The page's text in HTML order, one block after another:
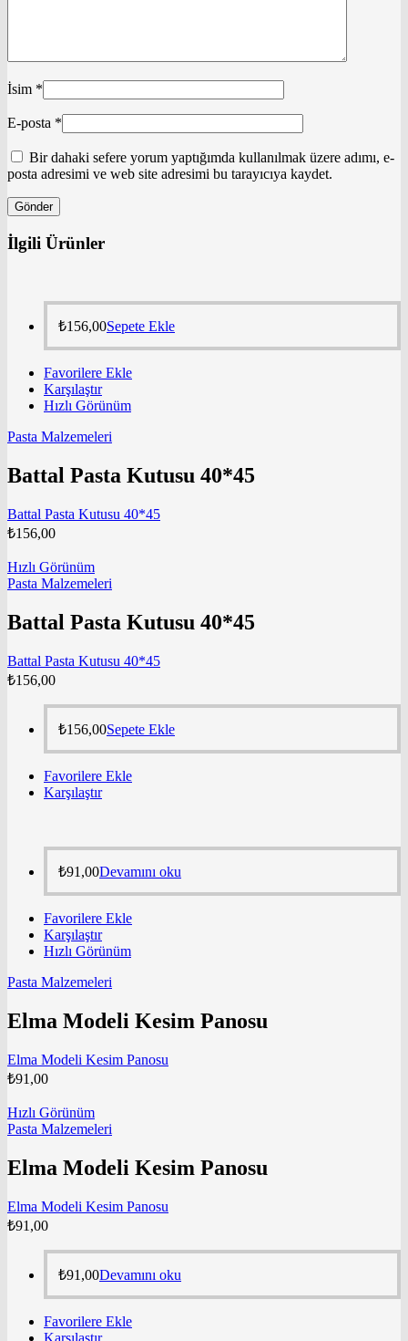
İsim *
E-posta *
Bir dahaki sefere yorum yaptığımda kullanılmak üzere adımı, e-
posta adresimi ve web site adresimi bu tarayıcıya kaydet.
İlgili Ürünler
₺156,00Sepete Ekle
Favorilere Ekle
Karşılaştır
Hızlı Görünüm
Pasta Malzemeleri
Battal Pasta Kutusu 40*45
Battal Pasta Kutusu 40*45
₺156,00
Hızlı Görünüm
Pasta Malzemeleri
Battal Pasta Kutusu 40*45
Battal Pasta Kutusu 40*45
₺156,00
₺156,00Sepete Ekle
Favorilere Ekle
Karşılaştır
₺91,00Devamını oku
Favorilere Ekle
Karşılaştır
Hızlı Görünüm
Pasta Malzemeleri
Elma Modeli Kesim Panosu
Elma Modeli Kesim Panosu
₺91,00
Hızlı Görünüm
Pasta Malzemeleri
Elma Modeli Kesim Panosu
Elma Modeli Kesim Panosu
₺91,00
₺91,00Devamını oku
Favorilere Ekle
Karşılaştır